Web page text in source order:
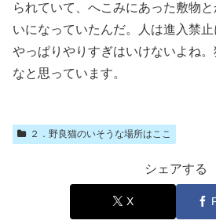
られていて、へこみにあった敷物
いになっていたんだ。人は進入禁止
やっぱりやりすぎはいけないよね
なと思っています。
２．野良猫のいそうな場所はここ
シェアする
X